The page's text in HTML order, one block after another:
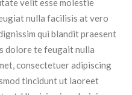
velit esse molestie
nulla facilisis at vero
qui blandit praesent
dolore te feugait nulla
consectetuer adipiscing
tincidunt ut laoreet